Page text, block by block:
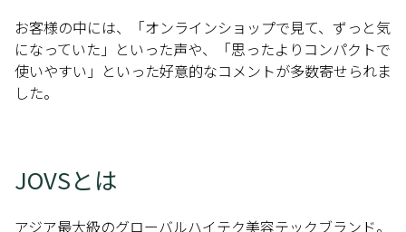
お客様の中には、「オンラインショップで見て、ずっと気
になっていた」といった声や、「思ったよりコンパクトで
使いやすい」といった好意的なコメントが多数寄せられま
した。
JOVSとは
アジア最大級のグローバルハイテク美容テックブランド。